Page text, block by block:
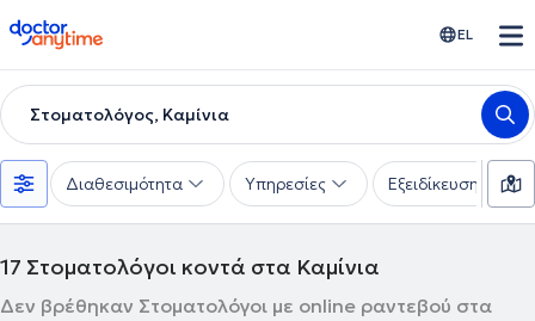
doctoranytime EL
Στοματολόγος, Καμίνια
Διαθεσιμότητα Υπηρεσίες Εξειδίκευση
17 Στοματολόγοι κοντά στα Καμίνια
Δεν βρέθηκαν Στοματολόγοι με online ραντεβού στα